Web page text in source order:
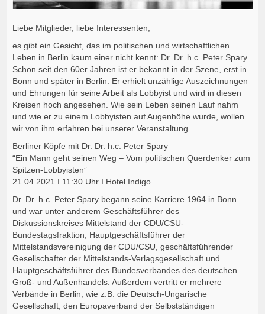
Liebe Mitglieder, liebe Interessenten,
es gibt ein Gesicht, das im politischen und wirtschaftlichen
Leben in Berlin kaum einer nicht kennt: Dr. Dr. h.c. Peter Spary.
Schon seit den 60er Jahren ist er bekannt in der Szene, erst in
Bonn und später in Berlin. Er erhielt unzählige Auszeichnungen
und Ehrungen für seine Arbeit als Lobbyist und wird in diesen
Kreisen hoch angesehen. Wie sein Leben seinen Lauf nahm
und wie er zu einem Lobbyisten auf Augenhöhe wurde, wollen
wir von ihm erfahren bei unserer Veranstaltung
Berliner Köpfe mit Dr. Dr. h.c. Peter Spary
“Ein Mann geht seinen Weg – Vom politischen Querdenker zum
Spitzen-Lobbyisten”
21.04.2021 I 11:30 Uhr I Hotel Indigo
Dr. Dr. h.c. Peter Spary begann seine Karriere 1964 in Bonn
und war unter anderem Geschäftsführer des
Diskussionskreises Mittelstand der CDU/CSU-
Bundestagsfraktion, Hauptgeschäftsführer der
Mittelstandsvereinigung der CDU/CSU, geschäftsführender
Gesellschafter der Mittelstands-Verlagsgesellschaft und
Hauptgeschäftsführer des Bundesverbandes des deutschen
Groß- und Außenhandels. Außerdem vertritt er mehrere
Verbände in Berlin, wie z.B. die Deutsch-Ungarische
Gesellschaft, den Europaverband der Selbstständigen